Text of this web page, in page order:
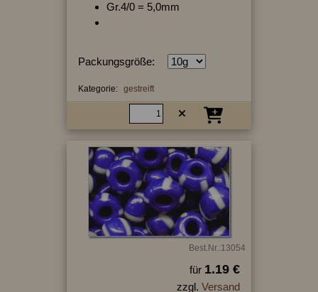
Gr.4/0 = 5,0mm
Packungsgröße:
Kategorie: gestreift
Best.Nr.:13054
für 1.19 €
zzgl. Versand